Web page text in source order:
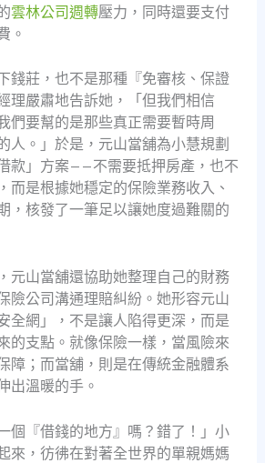
雲林公司週轉壓力，同時還要支付
。
錢莊，也不是那種『免審核、保證
理嚴肅地告訴她，「但我們相信
們要幫的是那些真正需要暫時周
人。」於是，元山當舖為小慧規劃
款」方案——不需要抵押房產，也不
而是根據她穩定的保險業務收入、
，核發了一筆足以讓她度過難關的
元山當舖還協助她整理自己的財務
險公司溝通理賠糾紛。她形容元山
全網」，不是讓人陷得更深，而是
的支點。就像保險一樣，當風險來
障；而當舖，則是在傳統金融體系
出溫暖的手。
個『借錢的地方』嗎？錯了！」小
來，彷彿在對著全世界的單親媽媽